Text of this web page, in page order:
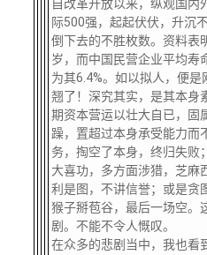
校友服务
终身学习
信息化服务
三创大赛
实用信息
校友总会
总会简介
会长致辞
总会章程
关闭
自改革开放以来，纵观国内
际500强，起起伏伏，升沉
倒下去的不胜枚数。资料表
岁，而中国民营企业平均寿
为其6.4%。如以拟人，便
翘了！深究其实，是其本身
期资本营运以壮大自已，固
躁，置超过本身承受能力而
务，掏空了本身，终归失败
大喜功，多方面涉猎，芝麻
利是图，不讲信誉；或是贪
猴子掰苞谷，最后一场空。
剧。不能不令人慨叹。
在众多的悲剧当中，我也看